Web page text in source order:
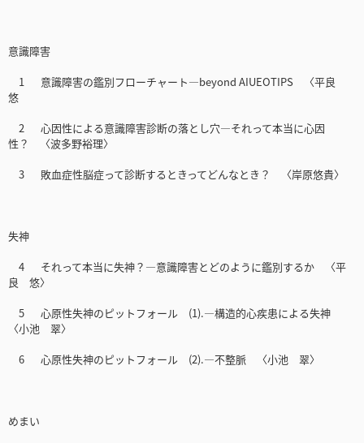
意識障害
1 意識障害の鑑別フローチャート―beyond AIUEOTIPS 〈平良
悠
2 心因性による意識障害診断の落とし穴―それって本当に心因
性？ 〈波多野裕理〉
3 敗血症性脳症って診断するときってどんなとき？ 〈岸原悠貴〉
失神
4 それって本当に失神？―意識障害とどのように鑑別するか 〈平
良 悠〉
5 心原性失神のピットフォール (1).―構造的心疾患による失神
〈小池 翠〉
6 心原性失神のピットフォール (2).―不整脈 〈小池 翠〉
めまい